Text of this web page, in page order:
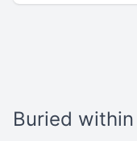
Buried